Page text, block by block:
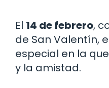
El 14 de febrero,
de San Valentín,
especial en la
y la amistad.